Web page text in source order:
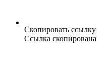
Скопировать ссылку
Ссылка скопирована